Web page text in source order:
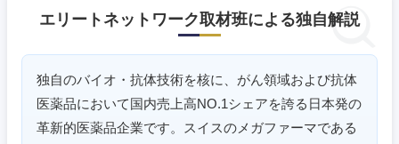
エリートネットワーク取材班による独自解説
独自のバイオ・抗体技術を核に、がん領域および抗体
医薬品において国内売上高NO.1シェアを誇る日本発の
革新的医薬品企業です。スイスのメガファーマである
愛知県 三重県